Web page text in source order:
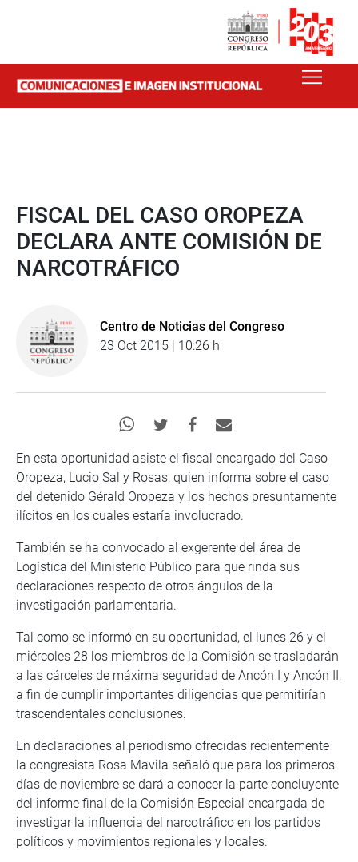
FISCAL DEL CASO OROPEZA
DECLARA ANTE COMISIÓN DE
NARCOTRÁFICO
Centro de Noticias del Congreso
23 Oct 2015 | 10:26 h
En esta oportunidad asiste el fiscal encargado del Caso
Oropeza, Lucio Sal y Rosas, quien informa sobre el caso
del detenido Gérald Oropeza y los hechos presuntamente
ilícitos en los cuales estaría involucrado.
También se ha convocado al exgerente del área de
Logística del Ministerio Público para que rinda sus
declaraciones respecto de otros ángulos de la
investigación parlamentaria.
Tal como se informó en su oportunidad, el lunes 26 y el
miércoles 28 los miembros de la Comisión se trasladarán
a las cárceles de máxima seguridad de Ancón I y Ancón II,
a fin de cumplir importantes diligencias que permitirían
trascendentales conclusiones.
En declaraciones al periodismo ofrecidas recientemente
la congresista Rosa Mavila señaló que para los primeros
días de noviembre se dará a conocer la parte concluyente
del informe final de la Comisión Especial encargada de
investigar la influencia del narcotráfico en los partidos
políticos y movimientos regionales y locales.